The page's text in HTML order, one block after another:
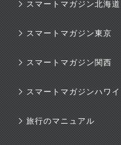
スマートマガジン北海道
スマートマガジン東京
スマートマガジン関西
スマートマガジンハワイ
旅行のマニュアル